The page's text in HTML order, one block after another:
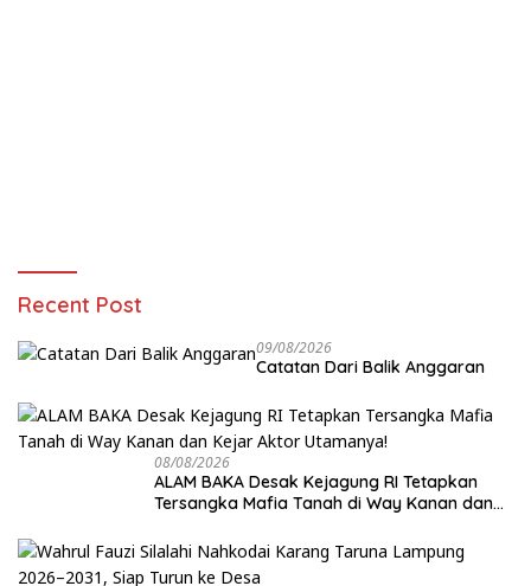
Recent Post
09/08/2026
Catatan Dari Balik Anggaran
08/08/2026
ALAM BAKA Desak Kejagung RI Tetapkan
Tersangka Mafia Tanah di Way Kanan dan